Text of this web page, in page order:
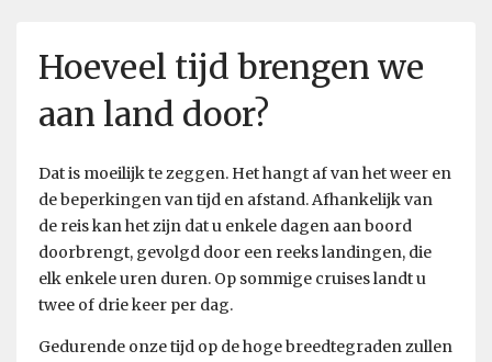
Hoeveel tijd brengen we
aan land door?
Dat is moeilijk te zeggen. Het hangt af van het weer en
de beperkingen van tijd en afstand. Afhankelijk van
de reis kan het zijn dat u enkele dagen aan boord
doorbrengt, gevolgd door een reeks landingen, die
elk enkele uren duren. Op sommige cruises landt u
twee of drie keer per dag.
Gedurende onze tijd op de hoge breedtegraden zullen